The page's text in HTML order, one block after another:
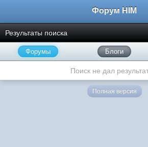
Форум HIM
Результаты поиска
Форумы Блоги
Поиск не дал
Полная версия